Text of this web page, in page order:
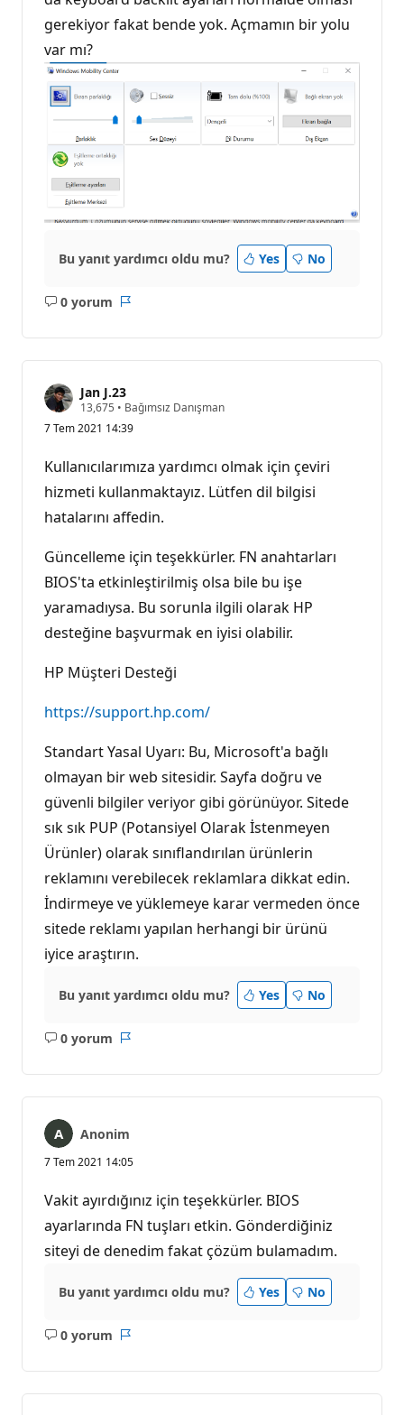
gerekiyor fakat bende yok. Açmamın bir yolu
var mı?
Bu yanıt yardımcı oldu mu? Yes No
0 yorum
Açıklama
Jan J.23
13,675 S
y
ı
n
l
ı
k
a
ı
• Bağımsız Danışman
7 Tem 2021 14:39
Kullanıcılarımıza yardımcı olmak için çeviri
hizmeti kullanmaktayız. Lütfen dil bilgisi
hatalarını affedin.
Güncelleme için teşekkürler. FN anahtarları
BIOS'ta etkinleştirilmiş olsa bile bu işe
yaramadıysa. Bu sorunla ilgili olarak HP
desteğine başvurmak en iyisi olabilir.
HP Müşteri Desteği
https://support.hp.com/
Standart Yasal Uyarı: Bu, Microsoft'a bağlı
olmayan bir web sitesidir. Sayfa doğru ve
güvenli bilgiler veriyor gibi görünüyor. Sitede
sık sık PUP (Potansiyel Olarak İstenmeyen
Ürünler) olarak sınıflandırılan ürünlerin
reklamını verebilecek reklamlara dikkat edin.
İndirmeye ve yüklemeye karar vermeden önce
sitede reklamı yapılan herhangi bir ürünü
iyice araştırın.
Bu yanıt yardımcı oldu mu? Yes No
0 yorum
Açıklama
Anonim
7 Tem 2021 14:05
Vakit ayırdığınız için teşekkürler. BIOS
ayarlarında FN tuşları etkin. Gönderdiğiniz
siteyi de denedim fakat çözüm bulamadım.
Bu yanıt yardımcı oldu mu? Yes No
0 yorum
Açıklama